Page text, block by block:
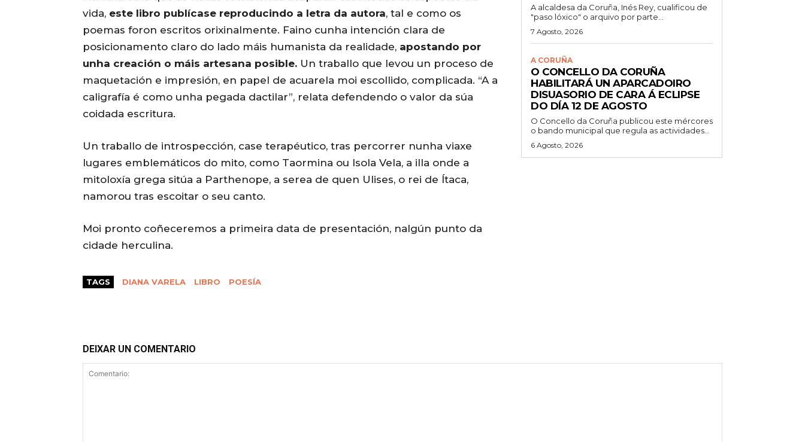
vida, este libro publícase reproducindo a letra da autora, tal e como os
poemas foron escritos orixinalmente. Faino cunha intención clara de
posicionamento claro do lado máis humanista da realidade, apostando por
unha creación o máis artesana posible. Un traballo que levou un proceso de
maquetación e impresión, en papel de acuarela moi escollido, complicada. “A a
caligrafía é como unha pegada dactilar”, relata defendendo o valor da súa
coidada escritura.
Un traballo de introspección, case terapéutico, tras percorrer nunha viaxe
lugares emblemáticos do mito, como Taormina ou Isola Vela, a illa onde a
mitoloxía grega sitúa a Parthenope, a serea de quen Ulises, o rei de Ítaca,
namorou tras escoitar o seu canto.
Moi pronto coñeceremos a primeira data de presentación, nalgún punto da
cidade herculina.
TAGS DIANA VARELA LIBRO POESÍA
A alcaldesa da Coruña, Inés Rey, cualificou de
"paso lóxico" o arquivo por parte...
7 Agosto, 2026
A CORUÑA
O CONCELLO DA CORUÑA
HABILITARÁ UN APARCADOIRO
DISUASORIO DE CARA Á ECLIPSE
DO DÍA 12 DE AGOSTO
O Concello da Coruña publicou este mércores
o bando municipal que regula as actividades...
6 Agosto, 2026
DEIXAR UN COMENTARIO